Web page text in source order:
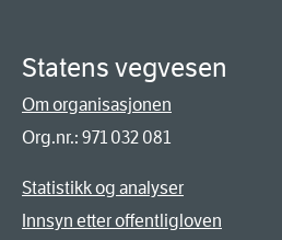
Statens vegvesen
Om organisasjonen
Org.nr.: 971 032 081
Statistikk og analyser
Innsyn etter offentligloven